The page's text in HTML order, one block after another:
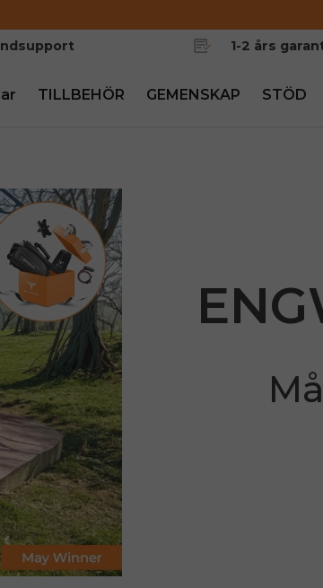
1-2 års
TILLBEHÖR GEMENSKAP STÖD